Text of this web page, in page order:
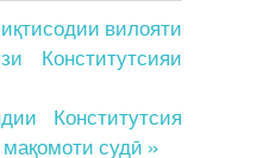
вилояти
Конститутсияи
Конститутсия
судӣ »